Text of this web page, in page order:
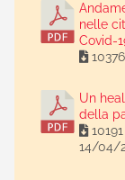
nelle
Covid-
Un
della
14/04/